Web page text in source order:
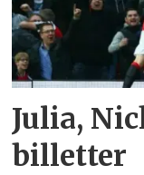
Julia,
billetter